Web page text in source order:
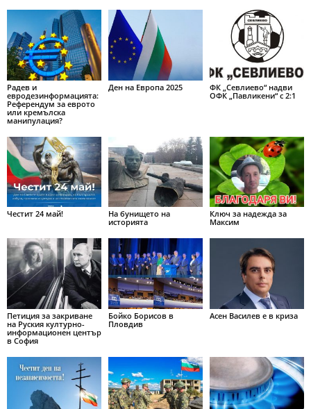
Радев и
евродезинформацията:
Референдум за еврото
или кремълска
манипулация?
Ден на Европа 2025
ФК „Севлиево“ надви
ОФК „Павликени“ с 2:1
Честит 24 май!
На бунището на
историята
Ключ за надежда за
Максим
Петиция за закриване
на Руския културно-
информационен център
в София
Бойко Борисов в
Пловдив
Асен Василев е в криза